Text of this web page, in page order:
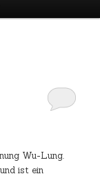
Wu-Lung.
ist ein